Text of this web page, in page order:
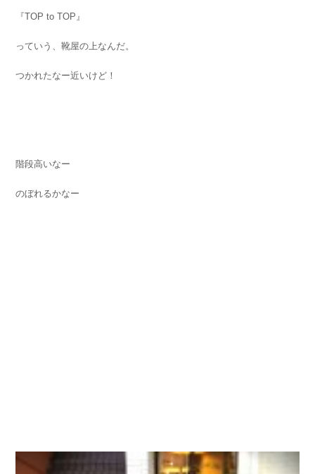
『TOP to TOP』
っていう、靴屋の上なんだ。
つかれたなー近いけど！
階段高いなー
のぼれるかなー